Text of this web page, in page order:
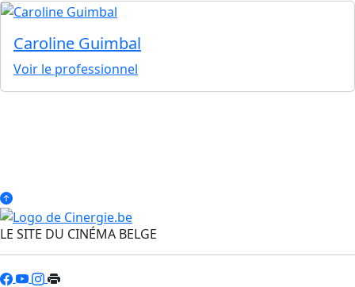
Caroline Guimbal
Voir le professionnel
LE SITE DU CINÉMA BELGE